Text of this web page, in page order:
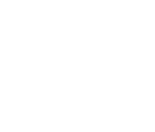
op 29 augustus 2026